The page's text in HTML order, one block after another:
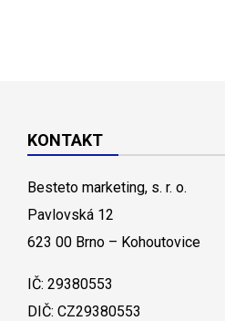
KONTAKT
Besteto marketing, s. r. o.
Pavlovská 12
623 00 Brno – Kohoutovice
IČ: 29380553
DIČ: CZ29380553